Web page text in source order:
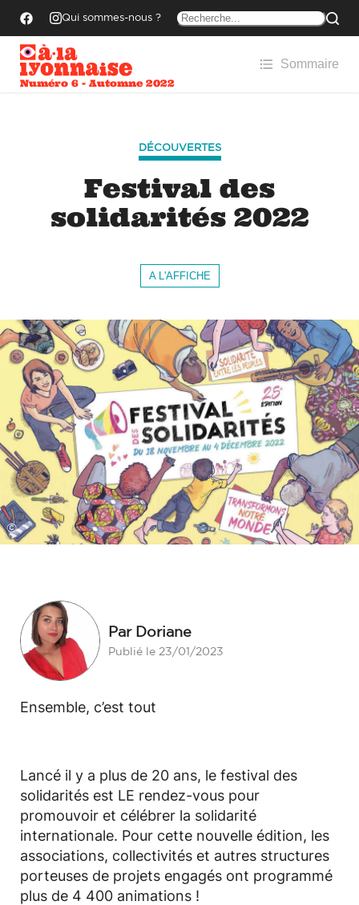
Qui sommes-nous ?
Numéro 6 - Automne 2022
Sommaire
DÉCOUVERTES
Festival des
solidarités 2022
A L'AFFICHE
©
Par Doriane
Publié le 23/01/2023
Ensemble, c’est tout
Lancé il y a plus de 20 ans, le festival des
solidarités est LE rendez-vous pour
promouvoir et célébrer la solidarité
internationale. Pour cette nouvelle édition, les
associations, collectivités et autres structures
porteuses de projets engagés ont programmé
plus de 4 400 animations !